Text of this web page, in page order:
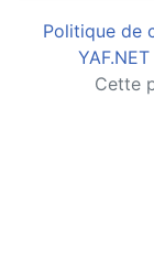
Politique de
Cette